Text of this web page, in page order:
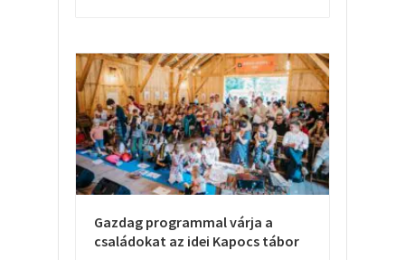
Gazdag programmal várja a
családokat az idei Kapocs tábor